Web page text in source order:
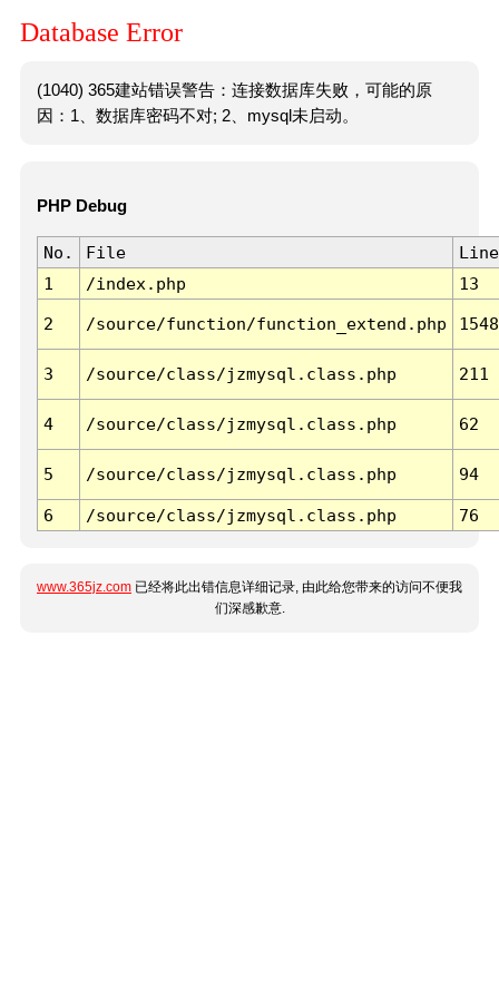
Database Error
(1040) 365建站错误警告：连接数据库失败，可能的原
因：1、数据库密码不对; 2、mysql未启动。
PHP Debug
No. File
Line
1
/index.php 13
2 /source/function/function_extend.php 1548
3 /source/class/jzmysql.class.php 211
4 /source/class/jzmysql.class.php 62
5 /source/class/jzmysql.class.php 94
6 /source/class/jzmysql.class.php 76
www.365jz.com 已经将此出错信息详细记录, 由此给您带来的访问不便我
们深感歉意.